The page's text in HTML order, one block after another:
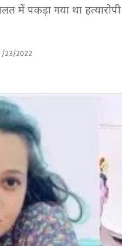
में पकड़ा गया था
23/2022